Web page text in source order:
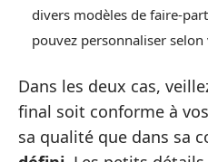
divers modèles de faire-
pouvez personnaliser selon
Dans les deux cas,
final soit conforme à
sa qualité que dans sa